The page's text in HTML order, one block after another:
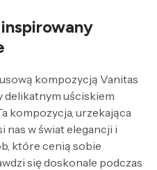
kompozycją Vanitas
delikatnym uściskiem
kompozycja, urzekająca
w świat elegancji i
które cenią sobie
się doskonale podczas